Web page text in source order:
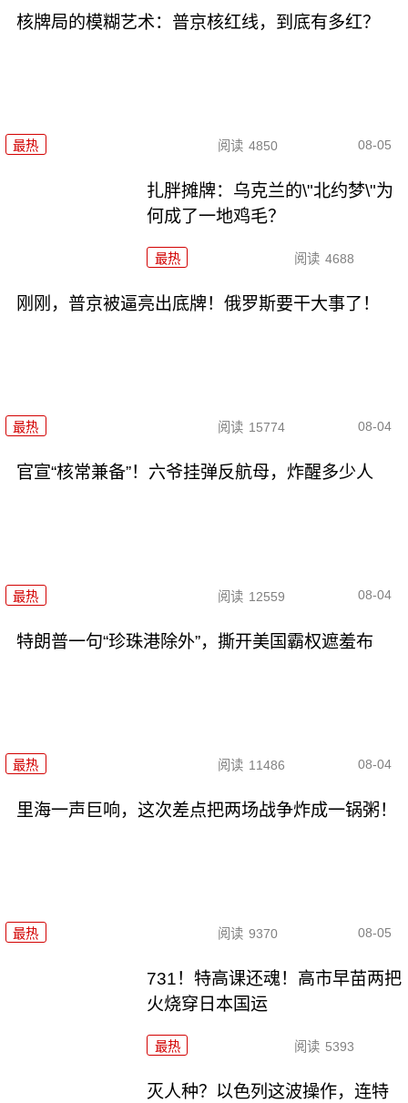
核牌局的模糊艺术：普京核红线，到底有多红？
最热 阅读 4850 08-05
扎胖摊牌：乌克兰的\"北约梦\"为
何成了一地鸡毛？
最热 阅读 4688
刚刚，普京被逼亮出底牌！俄罗斯要干大事了！
最热 阅读 15774 08-04
官宣“核常兼备”！六爷挂弹反航母，炸醒多少人
最热 阅读 12559 08-04
特朗普一句“珍珠港除外”，撕开美国霸权遮羞布
最热 阅读 11486 08-04
里海一声巨响，这次差点把两场战争炸成一锅粥！
最热 阅读 9370 08-05
731！特高课还魂！高市早苗两把
火烧穿日本国运
最热 阅读 5393
灭人种？以色列这波操作，连特